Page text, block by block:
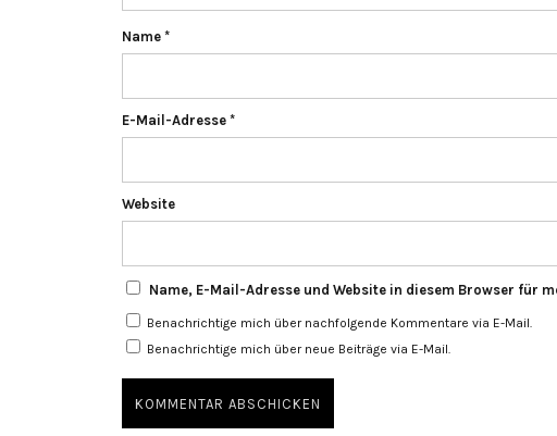
Name *
E-Mail-Adresse *
Website
Name, E-Mail-Adresse und Website in diesem Browser für
Benachrichtige mich über nachfolgende Kommentare via E-Mail.
Benachrichtige mich über neue Beiträge via E-Mail.